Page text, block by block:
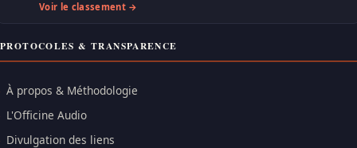
Voir le classement →
PROTOCOLES & TRANSPARENCE
À propos & Méthodologie
L'Officine Audio
Divulgation des liens